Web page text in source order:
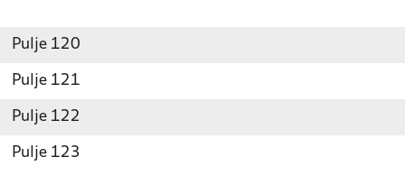
Pulje 120
Pulje 121
Pulje 122
Pulje 123